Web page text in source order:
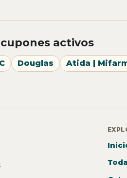
activos
Douglas Atida |